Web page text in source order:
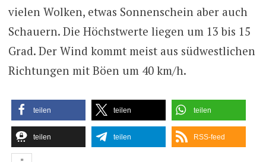
vielen Wolken, etwas Sonnenschein aber auch
Schauern. Die Höchstwerte liegen um 13 bis 15
Grad. Der Wind kommt meist aus südwestlichen
Richtungen mit Böen um 40 km/h.
teilen teilen teilen
teilen teilen RSS-feed